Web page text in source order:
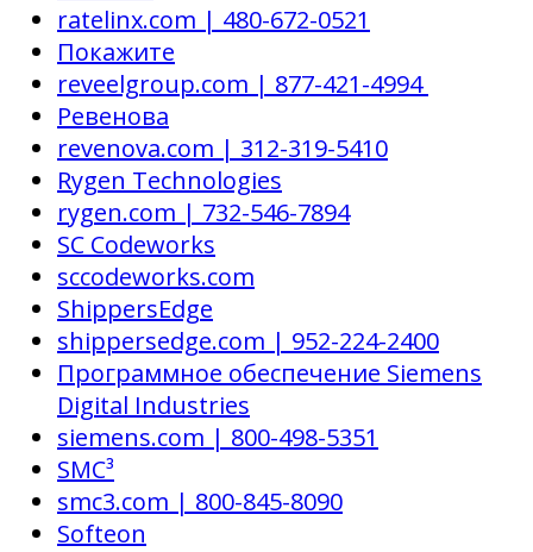
ratelinx.com | 480-672-0521
Покажите
reveelgroup.com | 877-421-4994
Ревенова
revenova.com | 312-319-5410
Rygen Technologies
rygen.com | 732-546-7894
SC Codeworks
sccodeworks.com
ShippersEdge
shippersedge.com | 952-224-2400
Программное обеспечение Siemens
Digital Industries
siemens.com | 800-498-5351
SMC³
smc3.com | 800-845-8090
Softeon